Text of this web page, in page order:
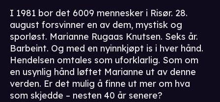
I 1981 bor det 6009 mennesker i Risør. 28.
august forsvinner en av dem, mystisk og
sporløst. Marianne Rugaas Knutsen. Seks år.
Barbeint. Og med en nyinnkjøpt is i hver hånd.
Hendelsen omtales som uforklarlig. Som om
en usynlig hånd løftet Marianne ut av denne
verden. Er det mulig å finne ut mer om hva
som skjedde – nesten 40 år senere?